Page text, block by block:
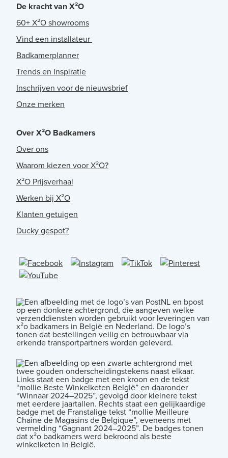
De kracht van X²O
60+ X²O showrooms
Vind een installateur
Badkamerplanner
Trends en Inspiratie
Inschrijven voor de nieuwsbrief
Onze merken
Over X²O Badkamers
Over ons
Waarom kiezen voor X²O?
X²O Prijsverhaal
Werken bij X²O
Klanten getuigen
Ducky gespot?